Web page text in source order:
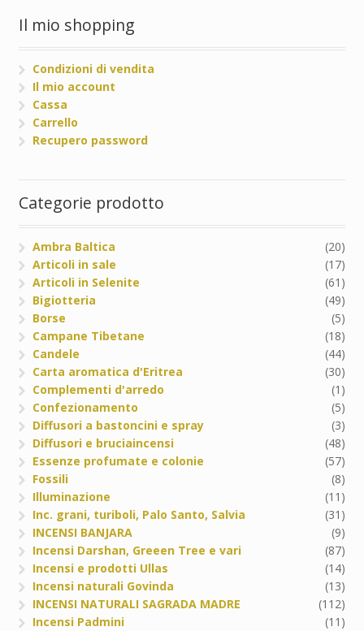
Il mio shopping
Condizioni di vendita
Il mio account
Cassa
Carrello
Recupero password
Categorie prodotto
Ambra Baltica
(20)
Articoli in sale
(17)
Articoli in Selenite
(61)
Bigiotteria
(49)
Borse
(5)
Campane Tibetane
(18)
Candele
(44)
Carta aromatica d'Eritrea
(30)
Complementi d'arredo
(1)
Confezionamento
(5)
Diffusori a bastoncini e spray
(3)
Diffusori e bruciaincensi
(48)
Essenze profumate e colonie
(57)
Fossili
(8)
Illuminazione
(11)
Inc. grani, turiboli, Palo Santo, Salvia
(31)
INCENSI BANJARA
(9)
Incensi Darshan, Greeen Tree e vari
(87)
Incensi e prodotti Ullas
(14)
Incensi naturali Govinda
(13)
INCENSI NATURALI SAGRADA MADRE
(112)
Incensi Padmini
(11)